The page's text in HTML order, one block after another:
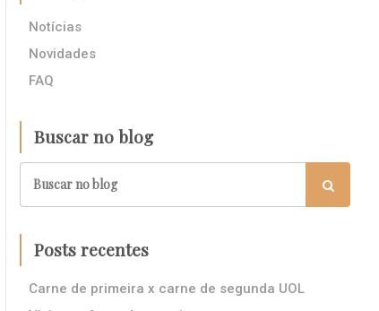
Notícias
Novidades
FAQ
Buscar no blog
Posts recentes
Carne de primeira x carne de segunda UOL